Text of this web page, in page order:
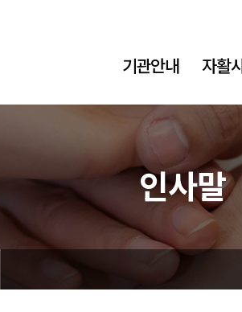
기관안내 자활
인사말